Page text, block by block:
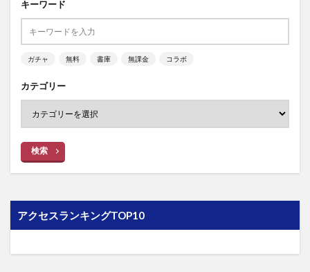
キーワード
ガチャ 無料 書庫 無課金 コラボ
カテゴリー
検索
アクセスランキングTOP10